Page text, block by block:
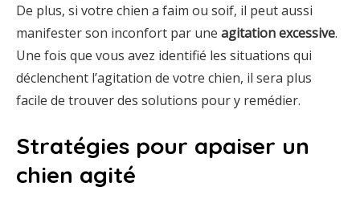
De plus, si votre chien a faim ou soif, il peut aussi
manifester son inconfort par une agitation excessive.
Une fois que vous avez identifié les situations qui
déclenchent l’agitation de votre chien, il sera plus
facile de trouver des solutions pour y remédier.
Stratégies pour apaiser un
chien agité